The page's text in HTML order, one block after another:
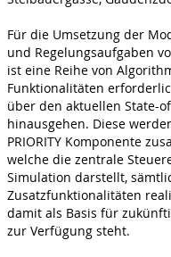
Für die Umsetzung der
und Regelungsaufgaben
ist eine Reihe von
Funktionalitäten
über den aktuellen State-
hinausgehen. Diese
PRIORITY Komponente
welche die zentrale
Simulation darstellt,
Zusatzfunktionalitäten
damit als Basis für
zur Verfügung steht.